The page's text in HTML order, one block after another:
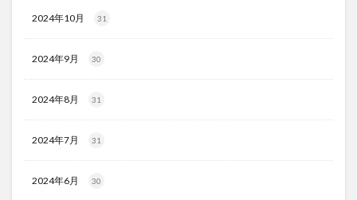
2024年10月 31
2024年9月 30
2024年8月 31
2024年7月 31
2024年6月 30